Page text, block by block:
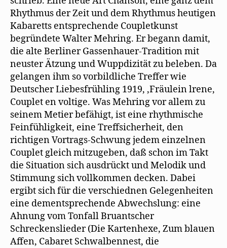
Rhythmus der Zeit und dem Rhythmus heutigen
Kabaretts entsprechende Coupletkunst
begründete Walter Mehring. Er begann damit,
die alte Berliner Gassenhauer-Tradition mit
neuster Ätzung und Wuppdizität zu beleben. Da
gelangen ihm so vorbildliche Treffer wie
Deutscher Liebesfrühling 1919, ‚Fräulein lrene,
Couplet en voltige. Was Mehring vor allem zu
seinem Metier befähigt, ist eine rhythmische
Feinfühligkeit, eine Treffsicherheit, den
richtigen Vortrags-Schwung jedem einzelnen
Couplet gleich mitzugeben, daß schon im Takt
die Situation sich ausdrückt und Melodik und
Stimmung sich vollkommen decken. Dabei
ergibt sich für die verschiednen Gelegenheiten
eine dementsprechende Abwechslung: eine
Ahnung vom Tonfall Bruantscher
Schreckenslieder (Die Kartenhexe, Zum blauen
Affen, Cabaret Schwalbennest, die